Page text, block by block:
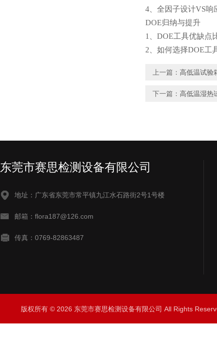
4、全因子设计VS响
DOE归纳与提升
1、DOE工具优缺点
2、如何选择DOE工
上一篇： 高低温试验
下一篇： 高低温湿热
东莞市赛思检测设备有限公司
地址：广东省东莞市常平镇九江水石路街2号1号楼
邮箱：flora187@126.com
传真：0769-82863487
版权所有 © 2026 东莞市赛思检测设备有限公司 All Rights